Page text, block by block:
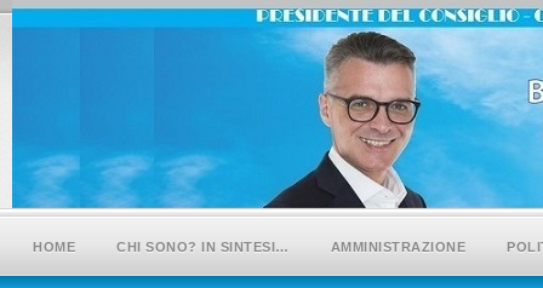
HOME CHI SONO? IN SINTESI… AMMINISTRAZIONE